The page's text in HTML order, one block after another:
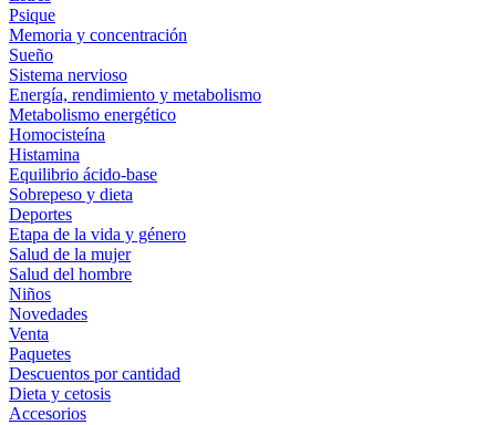
Psique
Memoria y concentración
Sueño
Sistema nervioso
Energía, rendimiento y metabolismo
Metabolismo energético
Homocisteína
Histamina
Equilibrio ácido-base
Sobrepeso y dieta
Deportes
Etapa de la vida y género
Salud de la mujer
Salud del hombre
Niños
Novedades
Venta
Paquetes
Descuentos por cantidad
Dieta y cetosis
Accesorios